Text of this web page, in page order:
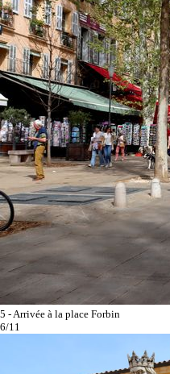
5 - Arrivée à la place Forbin
6/11